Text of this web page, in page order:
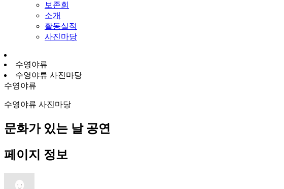
보존회
소개
활동실적
사진마당
수영야류
수영야류 사진마당
수영야류
수영야류 사진마당
문화가 있는 날 공연
페이지 정보